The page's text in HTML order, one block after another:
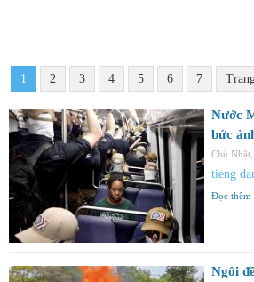
1 2 3 4 5 6 7
Nước
bức
Chủ
tieng
Đọc thêm
Ngôi